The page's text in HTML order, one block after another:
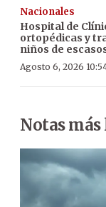
Nacionales
Hospital de
ortopédicas y
niños de
Agosto 6, 2026
Notas más